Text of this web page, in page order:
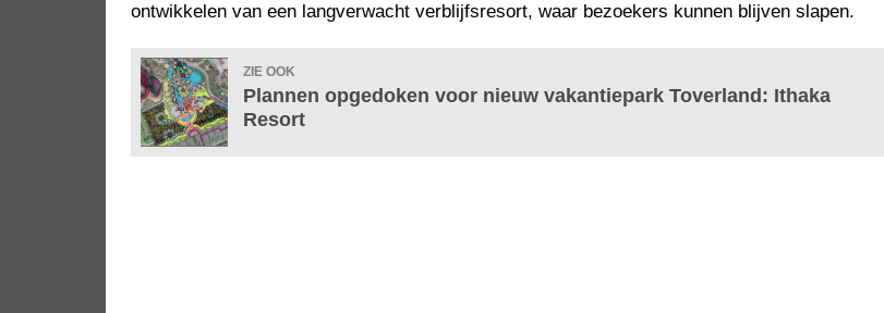
ontwikkelen van een langverwacht verblijfsresort, waar bezoekers kunnen blijven slapen.
ZIE OOK
Plannen opgedoken voor nieuw vakantiepark Toverland: Ithaka
Resort